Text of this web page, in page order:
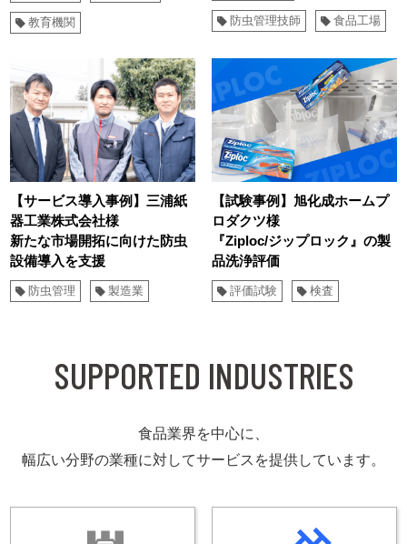
教育機関 防虫管理技師 食品工場
【サービス導入事例】三浦紙
器工業株式会社様
新たな市場開拓に向けた防虫
設備導入を支援
防虫管理 製造業
【試験事例】旭化成ホームプ
ロダクツ様
『Ziploc/ジップロック』の製
品洗浄評価
評価試験 検査
SUPPORTED INDUSTRIES
食品業界を中心に、
幅広い分野の業種に対してサービスを提供しています。